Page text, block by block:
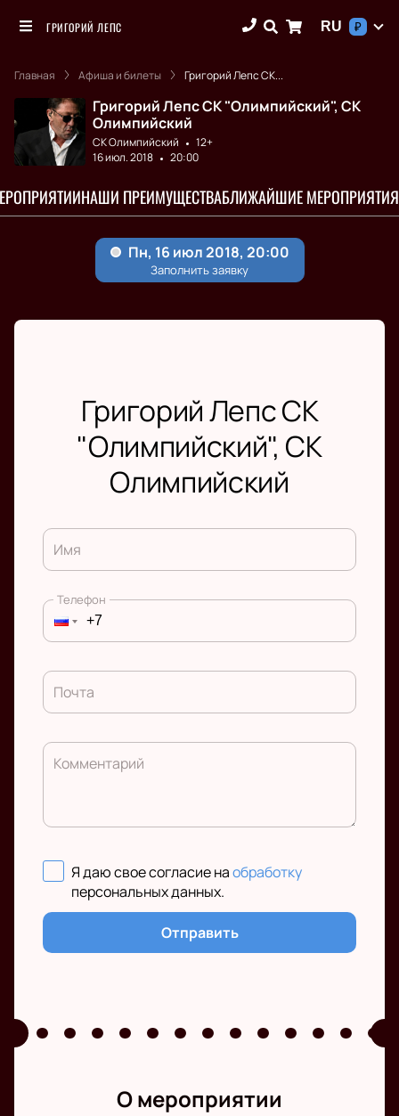
ГРИГОРИЙ ЛЕПС RU ₽
Главная Афиша и билеты Григорий Лепс СК...
Григорий Лепс СК "Олимпийский", СК
Олимпийский
СК Олимпийский
12+
16 июл. 2018
20:00
НАШИ ПРЕИМУЩЕСТВАБЛИЖАЙШИЕ МЕРОПРИЯТИЯ
Григорий Лепс СК
"Олимпийский", СК
Олимпийский
Имя
Телефон
Почта
Комментарий
Я даю свое согласие наобработку
персональных данных.
Отправить
О мероприятии